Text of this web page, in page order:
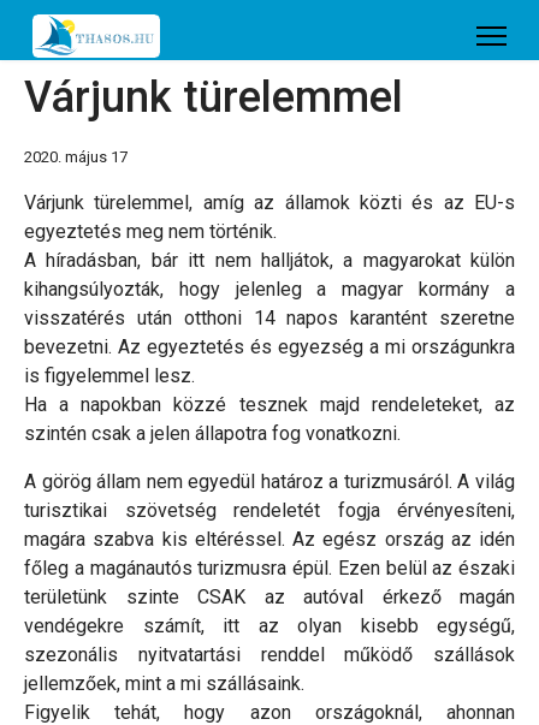
Várjunk türelemmel
2020. május 17
Várjunk türelemmel, amíg az államok közti és az EU-s
egyeztetés meg nem történik.
A híradásban, bár itt nem halljátok, a magyarokat külön
kihangsúlyozták, hogy jelenleg a magyar kormány a
visszatérés után otthoni 14 napos karantént szeretne
bevezetni. Az egyeztetés és egyezség a mi országunkra
is figyelemmel lesz.
Ha a napokban közzé tesznek majd rendeleteket, az
szintén csak a jelen állapotra fog vonatkozni.
A görög állam nem egyedül határoz a turizmusáról. A világ
turisztikai szövetség rendeletét fogja érvényesíteni,
magára szabva kis eltéréssel. Az egész ország az idén
főleg a magánautós turizmusra épül. Ezen belül az északi
területünk szinte CSAK az autóval érkező magán
vendégekre számít, itt az olyan kisebb egységű,
szezonális nyitvatartási renddel működő szállások
jellemzőek, mint a mi szállásaink.
Figyelik tehát, hogy azon országoknál, ahonnan